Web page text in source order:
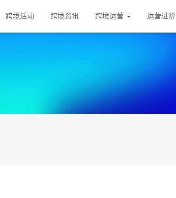
跨境活动 跨境资讯 跨境运营 运营进阶